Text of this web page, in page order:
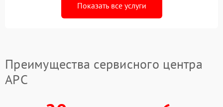
Показать все услуги
Преимущества сервисного центра
APC